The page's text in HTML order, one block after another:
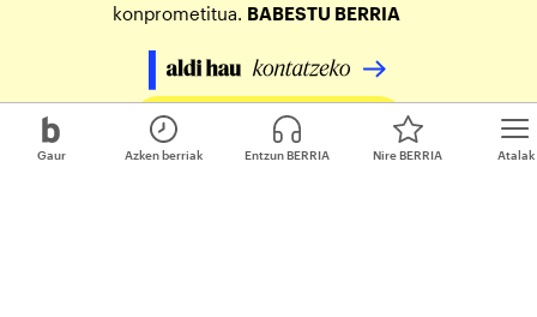
Gaur Atalak
Azken berriak Entzun BERRIA Nire BERRIA
konprometitua. BABESTU BERRIA
Egin zure ekarpena